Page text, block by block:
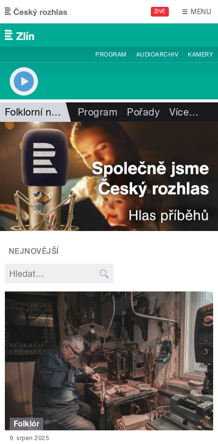
Přejít k hlavnímu obsahu
ŽIVĚ MENU
PROGRAM AUDIOARCHIV KAMERY
Folklorní notování Program Pořady Více…
NEJNOVĚJŠÍ
Folklór
9. srpen 2025